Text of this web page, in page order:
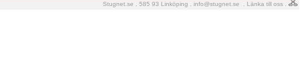
Stugnet.se . 585 93 Linköping . info@stugnet.se Länka till oss